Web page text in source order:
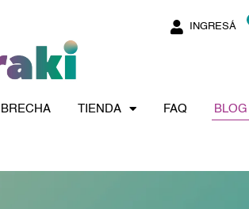
INGRESÁ
TIENDA FAQ BLOG